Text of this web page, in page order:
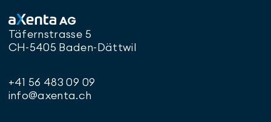
AG
Täfernstrasse 5
CH-5405 Baden-Dättwil
+41 56 483 09 09
info@axenta.ch